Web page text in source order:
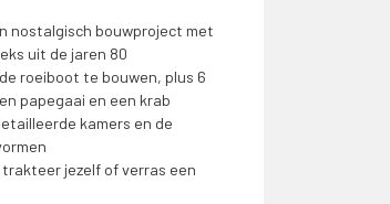
nostalgisch bouwproject met
uit de jaren 80
roeiboot te bouwen, plus 6
papegaai en een krab
kamers en de
trakteer jezelf of verras een